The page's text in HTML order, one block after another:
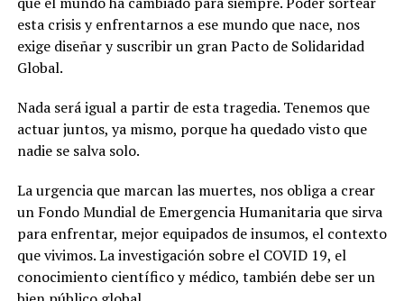
esta crisis y enfrentarnos a ese mundo que nace, nos
exige diseñar y suscribir un gran Pacto de Solidaridad
Global.
Nada será igual a partir de esta tragedia. Tenemos que
actuar juntos, ya mismo, porque ha quedado visto que
nadie se salva solo.
La urgencia que marcan las muertes, nos obliga a crear
un Fondo Mundial de Emergencia Humanitaria que sirva
para enfrentar, mejor equipados de insumos, el contexto
que vivimos. La investigación sobre el COVID 19, el
conocimiento científico y médico, también debe ser un